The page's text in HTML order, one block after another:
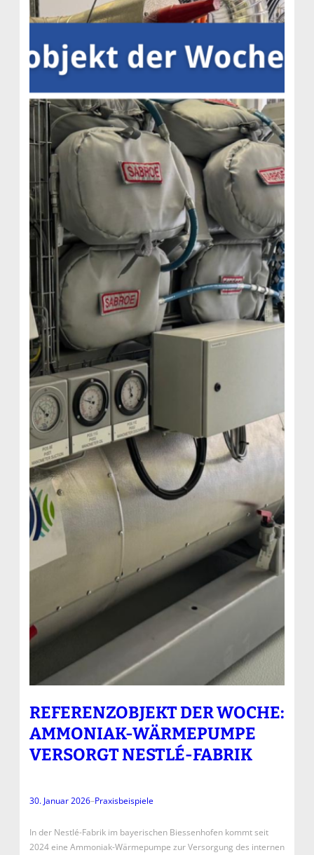
REFERENZOBJEKT DER WOCHE:
AMMONIAK-WÄRMEPUMPE
VERSORGT NESTLÉ-FABRIK
30. Januar 2026–Praxisbeispiele
In der Nestlé-Fabrik im bayerischen Biessenhofen kommt seit
2024 eine Ammoniak-Wärmepumpe zur Versorgung des internen